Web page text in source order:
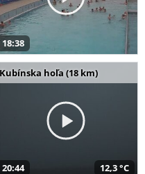
18:38
Kubínska hoľa (18 km)
20:44 12,3 °C